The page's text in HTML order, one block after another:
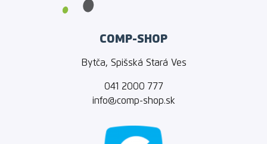
COMP-SHOP
Bytča, Spišská Stará Ves
041 2000 777
info@comp-shop.sk